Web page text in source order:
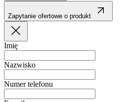
Zapytanie ofertowe o produkt
Imię
Nazwisko
Numer telefonu